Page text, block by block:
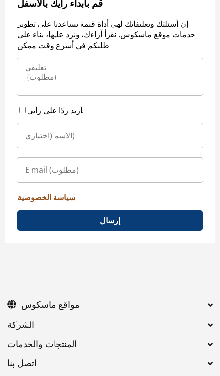
قم بأبداء رأيك بالأسفل
إن أسئلتك وتعليقاتك لهي أداة قيمة تساعدنا على تطوير
خدمات موقع ماسكوس. نقرأ آراءك، ونرد عليها، بناء على
طلبكم في أسرع وقت ممكن.
أريد ردًا على رأيي.
سياسة الخصوصية
إرسال
اتصل بنا
مواقع ماسكوس